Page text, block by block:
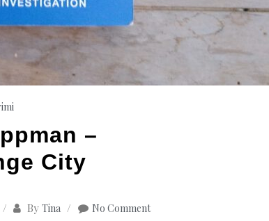
–
City
By Tina No Comment